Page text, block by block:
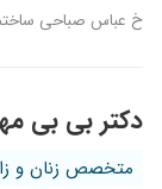
خ عباس صباحی
دکتر بی بی
متخصص زنان و